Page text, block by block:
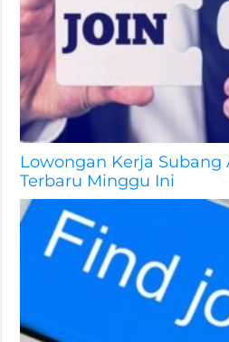
Lowongan Kerja Subang
Terbaru Minggu Ini